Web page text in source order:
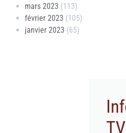
mars 2023 (113)
février 2023 (105)
janvier 2023 (65)